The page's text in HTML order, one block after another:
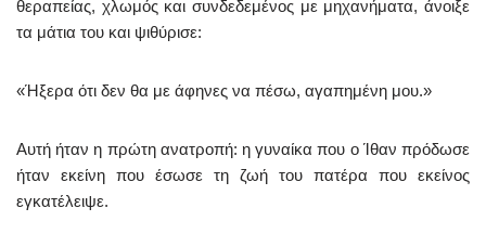
θεραπείας, χλωμός και συνδεδεμένος με μηχανήματα, άνοιξε
τα μάτια του και ψιθύρισε:
«Ήξερα ότι δεν θα με άφηνες να πέσω, αγαπημένη μου.»
Αυτή ήταν η πρώτη ανατροπή: η γυναίκα που ο Ίθαν πρόδωσε
ήταν εκείνη που έσωσε τη ζωή του πατέρα που εκείνος
εγκατέλειψε.